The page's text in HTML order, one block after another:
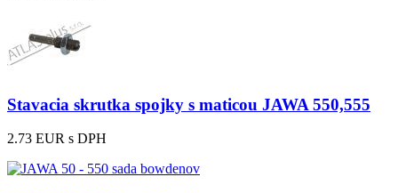
Stavacia skrutka spojky s maticou JAWA 550,555
2.73 EUR s DPH